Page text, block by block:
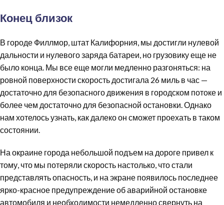
Конец близок
В городе Филлмор, штат Калифорния, мы достигли нулевой
дальности и нулевого заряда батареи, но грузовику еще не
было конца. Мы все еще могли медленно разгоняться: на
ровной поверхности скорость достигала 26 миль в час —
достаточно для безопасного движения в городском потоке и
более чем достаточно для безопасной остановки. Однако
нам хотелось узнать, как далеко он сможет проехать в таком
состоянии.
На окраине города небольшой подъем на дороге привел к
тому, что мы потеряли скорость настолько, что стали
представлять опасность, и на экране появилось последнее
ярко-красное предупреждение об аварийной остановке
автомобиля и необходимости немедленно свернуть на